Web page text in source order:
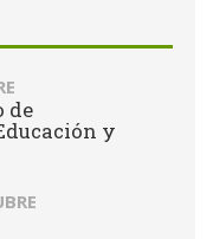
de
y